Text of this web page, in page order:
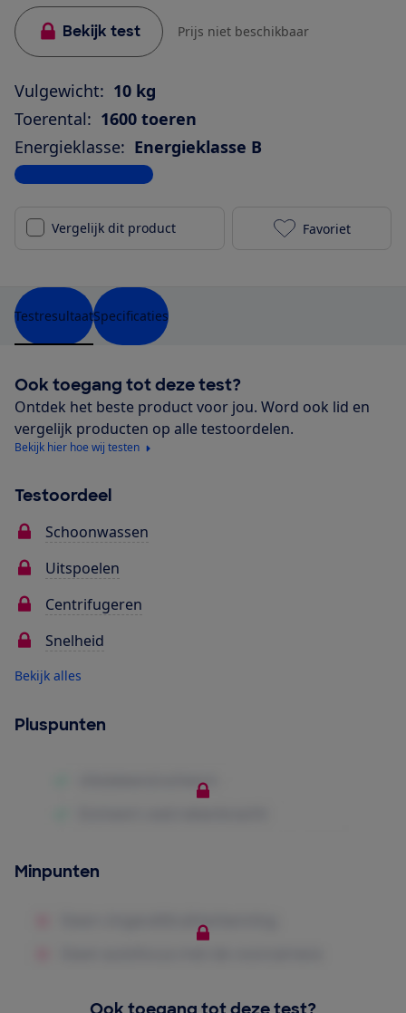
Bekijk test Prijs niet beschikbaar
Vulgewicht: 10 kg
Toerental: 1600 toeren
Energieklasse: Energieklasse B
Bekijk alle specificaties
Vergelijk dit product Bosch
Favoriet
TestresultaatSpecificaties
Ook toegang tot deze test?
Ontdek het beste product voor jou. Word ook lid en
vergelijk producten op alle testoordelen.
Bekijk hier hoe wij testen
Testoordeel
Schoonwassen
Uitspoelen
Centrifugeren
Snelheid
Bekijk alles
Pluspunten
Minpunten